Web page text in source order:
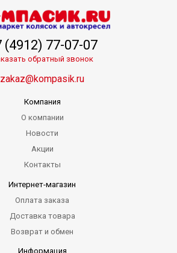
(4912) 77-07-07
обратный звонок
zakaz@kompasik.ru
Компания
О компании
Новости
Акции
Контакты
Интернет-магазин
Оплата заказа
Доставка товара
Возврат и обмен
Информация